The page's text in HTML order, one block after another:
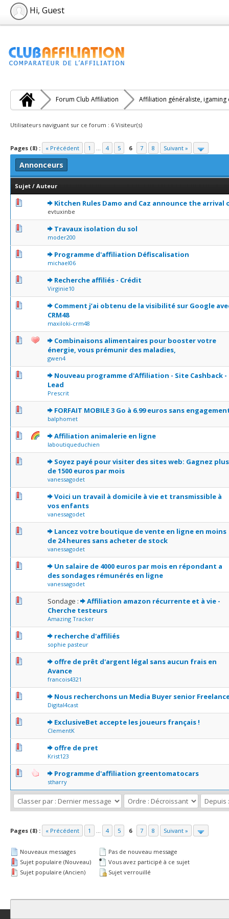
Hi, Guest
Forum Club Affiliation Affiliation généraliste, igaming
Utilisateurs naviguant sur ce forum : 6 Visiteur(s)
Pages (8) : « Précédent 1 ... 4 5 6 7 8 Suivant »
Annonceurs
Sujet / Auteur
Kitchen Rules Damo and Caz announce the arrival
evtuxinbe
0 Votes - 0 sur 5 en moyenne
1234 5
Travaux isolation du sol
moder200
0 Votes - 0 sur 5 en moyenne
1234 5
Programme d'affiliation Défiscalisation
michael06
1 Votes - 4 sur 5 en moyenne
12345
Recherche affiliés - Crédit
Virginie10
0 Votes - 0 sur 5 en moyenne
12345
Comment j’ai obtenu de la visibilité sur Google
CRM48
maxiloki-crm48
0 Votes - 0 sur 5 en moyenne
12345
Combinaisons alimentaires pour booster votre
énergie, vous prémunir des maladies,
gwen4
0 Votes - 0 sur 5 en moyenne
12345
Nouveau programme d'Affiliation - Site Cashback -
Lead
Prescrit
0 Votes - 0 sur 5 en moyenne
12345
FORFAIT MOBILE 3 Go à 6.99 euros sans
balphomet
0 Votes - 0 sur 5 en moyenne
1234 5
Affiliation animalerie en ligne
laboutiqueduchien
0 Votes - 0 sur 5 en moyenne
12345
Soyez payé pour visiter des sites web: Gagnez plus
de 1500 euros par mois
vanessagodet
0 Votes - 0 sur 5 en moyenne
12345
Voici un travail à domicile à vie et transmissible à
vos enfants
vanessagodet
0 Votes - 0 sur 5 en moyenne
1234 5
Lancez votre boutique de vente en ligne en moins
de 24 heures sans acheter de stock
vanessagodet
0 Votes - 0 sur 5 en moyenne
123 45
Un salaire de 4000 euros par mois en répondant a
des sondages rémunérés en ligne
vanessagodet
0 Votes - 0 sur 5 en moyenne
12345
Sondage :
Affiliation amazon récurrente et à vie -
Cherche testeurs
Amazing Tracker
0 Votes - 0 sur 5 en moyenne
123 45
recherche d'affiliés
sophie pasteur
0 Votes - 0 sur 5 en moyenne
12345
offre de prêt d'argent légal sans aucun frais en
Avance
francois4321
0 Votes - 0 sur 5 en moyenne
1234 5
Nous recherchons un Media Buyer senior
Digital4cast
0 Votes - 0 sur 5 en moyenne
12 345
ExclusiveBet accepte les joueurs français !
ClementK
0 Votes - 0 sur 5 en moyenne
12345
offre de pret
Krist123
0 Votes - 0 sur 5 en moyenne
1234 5
Programme d'affiliation greentomatocars
stharry
1 Votes - 5 sur 5 en moyenne
12345
Pages (8) : « Précédent 1 ... 4 5 6 7 8 Suivant »
Nouveaux messages
Sujet populaire (Nouveau)
Sujet populaire (Ancien)
Pas de nouveau message
Vous avez participé à ce sujet
Sujet verrouillé